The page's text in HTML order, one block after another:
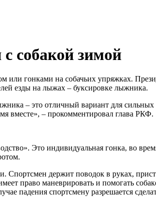
собакой зимой
или гонками на собачьих упряжках.
езды на лыжах – буксировке лыжника.
– это отличный вариант для
вместе», – прокомментировал глава РКФ.
Это индивидуальная гонка, во
Спортсмен держит поводок в руках,
право маневрировать и помогать
падения спортсмену разрешается